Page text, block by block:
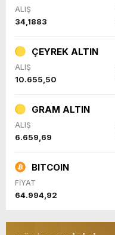
ALIŞ
34,1883
ÇEYREK ALTIN
ALIŞ
10.655,50
GRAM ALTIN
ALIŞ
6.659,69
BITCOIN
FİYAT
64.994,92